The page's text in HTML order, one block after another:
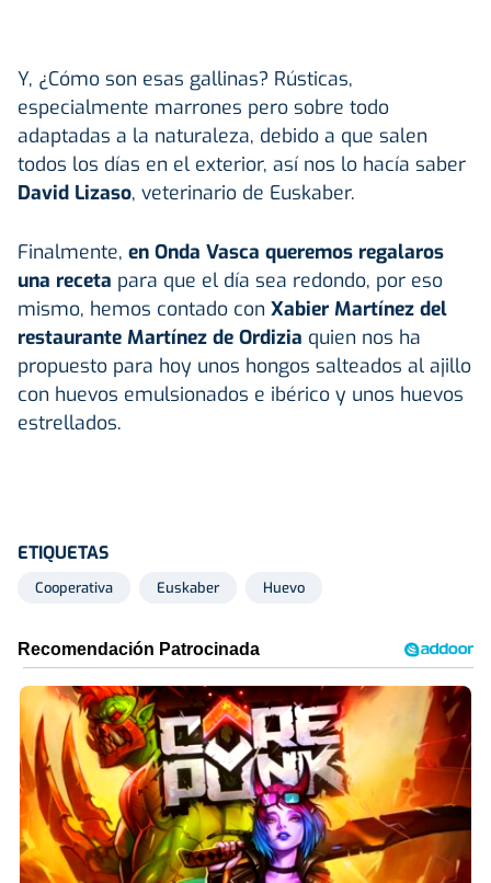
Y, ¿Cómo son esas gallinas? Rústicas,
especialmente marrones pero sobre todo
adaptadas a la naturaleza, debido a que salen
todos los días en el exterior, así nos lo hacía saber
David Lizaso, veterinario de Euskaber.
Finalmente, en Onda Vasca queremos regalaros
una receta para que el día sea redondo, por eso
mismo, hemos contado con Xabier Martínez del
restaurante Martínez de Ordizia quien nos ha
propuesto para hoy unos hongos salteados al ajillo
con huevos emulsionados e ibérico y unos huevos
estrellados.
ETIQUETAS
Cooperativa Euskaber Huevo